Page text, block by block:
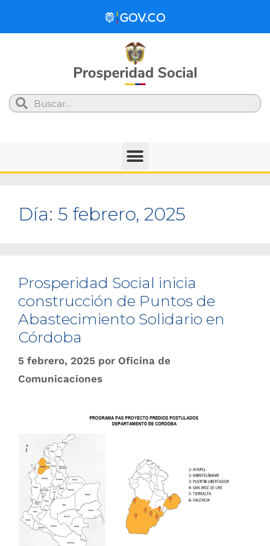
Search
Día: 5 febrero, 2025
Prosperidad Social inicia
construcción de Puntos de
Abastecimiento Solidario en
Córdoba
5 febrero, 2025 por Oficina de
Comunicaciones